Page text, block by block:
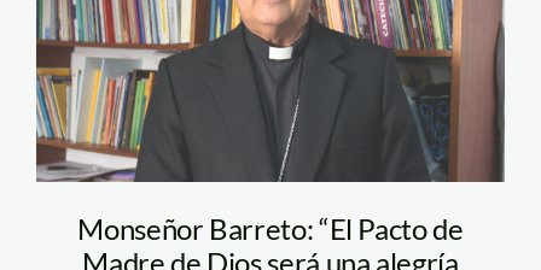
Monseñor Barreto: “El Pacto de
Madre de Dios será una alegría